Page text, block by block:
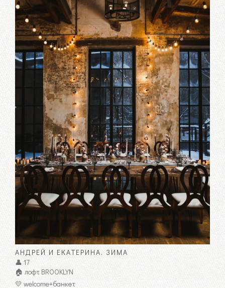
АНДРЕЙ И ЕКАТЕРИНА. ЗИМА
👤 17
🏠 лофт BROOKLYN
💛 welcome+банкет